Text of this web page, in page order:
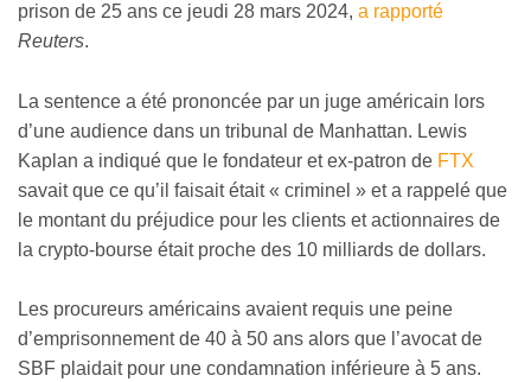
prison de 25 ans ce jeudi 28 mars 2024, a rapporté
Reuters.
La sentence a été prononcée par un juge américain lors
d’une audience dans un tribunal de Manhattan. Lewis
Kaplan a indiqué que le fondateur et ex-patron de FTX
savait que ce qu’il faisait était « criminel » et a rappelé que
le montant du préjudice pour les clients et actionnaires de
la crypto-bourse était proche des 10 milliards de dollars.
Les procureurs américains avaient requis une peine
d’emprisonnement de 40 à 50 ans alors que l’avocat de
SBF plaidait pour une condamnation inférieure à 5 ans.